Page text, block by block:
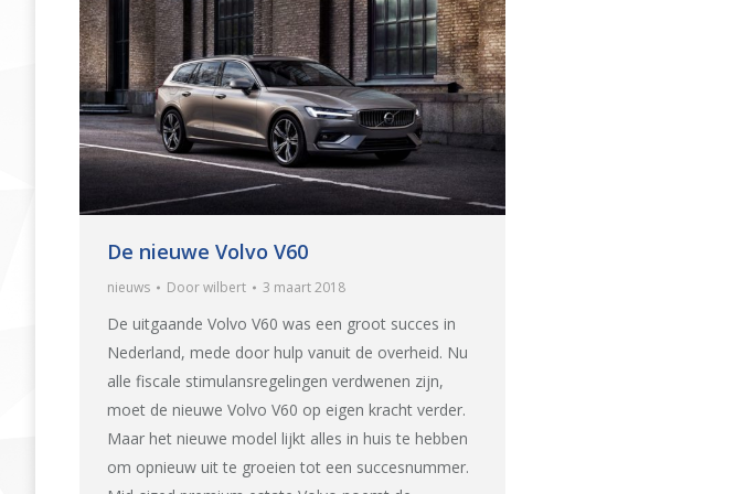
De nieuwe Volvo V60
nieuws Doorwilbert 3 maart 2018
De uitgaande Volvo V60 was een groot succes in
Nederland, mede door hulp vanuit de overheid. Nu
alle fiscale stimulansregelingen verdwenen zijn,
moet de nieuwe Volvo V60 op eigen kracht verder.
Maar het nieuwe model lijkt alles in huis te hebben
om opnieuw uit te groeien tot een succesnummer.